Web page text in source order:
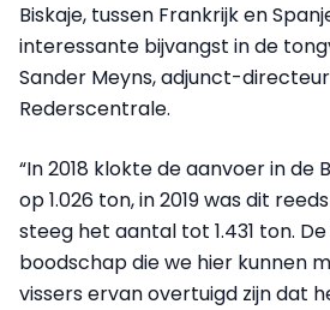
Biskaje, tussen Frankrijk en
interessante bijvangst in de
Sander Meyns, adjunct-
Rederscentrale.
“In 2018 klokte de aanvoer in de
op 1.026 ton, in 2019 was dit
steeg het aantal tot 1.431 ton.
boodschap die we hier kunnen
vissers ervan overtuigd zijn dat